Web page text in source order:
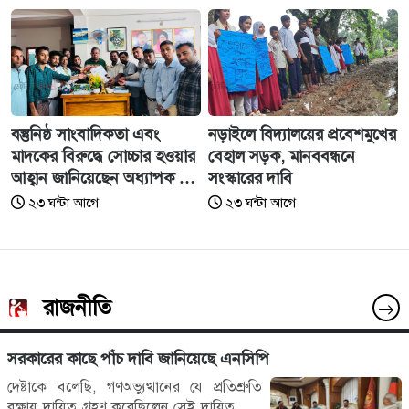
জেসিন
বস্তুনিষ্ঠ সাংবাদিকতা এবং
মাদকের বিরুদ্ধে সোচ্চার হওয়ার
আহ্বান জানিয়েছেন অধ্যাপক ডা:
এস এম রফিকুল ইসলাম বাচ্চু।
২৩ ঘন্টা আগে
নড়াইলে বিদ্যালয়ের প্রবেশমুখের
বেহাল সড়ক, মানববন্ধনে
সংস্কারের দাবি
২৩ ঘন্টা আগে
রাজনীতি
সরকারের কাছে পাঁচ দাবি জানিয়েছে এনসিপি
দেষ্টাকে বলেছি, গণঅভ্যুত্থানের যে প্রতিশ্রুতি